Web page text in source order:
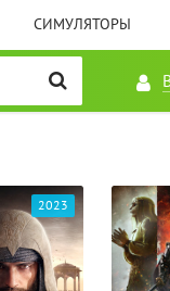
СИМУЛЯТОРЫ
2023